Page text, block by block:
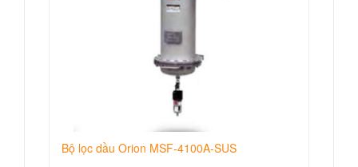
Bộ lọc dầu Orion MSF-4100A-SUS